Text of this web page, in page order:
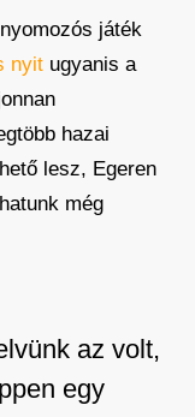
játék
nyitugyanis a
hazai
lesz, Egeren
még
az volt,
egy